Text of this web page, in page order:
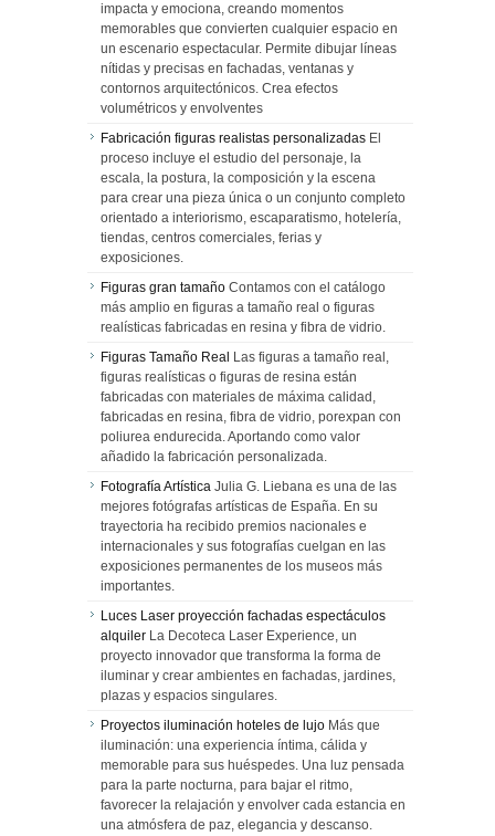
impacta y emociona, creando momentos
memorables que convierten cualquier espacio en
un escenario espectacular. Permite dibujar líneas
nítidas y precisas en fachadas, ventanas y
contornos arquitectónicos. Crea efectos
volumétricos y envolventes
Fabricación figuras realistas personalizadas El
proceso incluye el estudio del personaje, la
escala, la postura, la composición y la escena
para crear una pieza única o un conjunto completo
orientado a interiorismo, escaparatismo, hotelería,
tiendas, centros comerciales, ferias y
exposiciones.
Figuras gran tamaño Contamos con el catálogo
más amplio en figuras a tamaño real o figuras
realísticas fabricadas en resina y fibra de vidrio.
Figuras Tamaño Real Las figuras a tamaño real,
figuras realísticas o figuras de resina están
fabricadas con materiales de máxima calidad,
fabricadas en resina, fibra de vidrio, porexpan con
poliurea endurecida. Aportando como valor
añadido la fabricación personalizada.
Fotografía Artística Julia G. Liebana es una de las
mejores fotógrafas artísticas de España. En su
trayectoria ha recibido premios nacionales e
internacionales y sus fotografías cuelgan en las
exposiciones permanentes de los museos más
importantes.
Luces Laser proyección fachadas espectáculos
alquiler La Decoteca Laser Experience, un
proyecto innovador que transforma la forma de
iluminar y crear ambientes en fachadas, jardines,
plazas y espacios singulares.
Proyectos iluminación hoteles de lujo Más que
iluminación: una experiencia íntima, cálida y
memorable para sus huéspedes. Una luz pensada
para la parte nocturna, para bajar el ritmo,
favorecer la relajación y envolver cada estancia en
una atmósfera de paz, elegancia y descanso.